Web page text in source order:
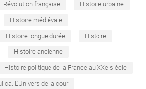
Révolution française Histoire urbaine
Histoire médiévale
Histoire longue durée Histoire
Histoire ancienne
Histoire politique de la France au XXe siècle
L'Univers de la cour